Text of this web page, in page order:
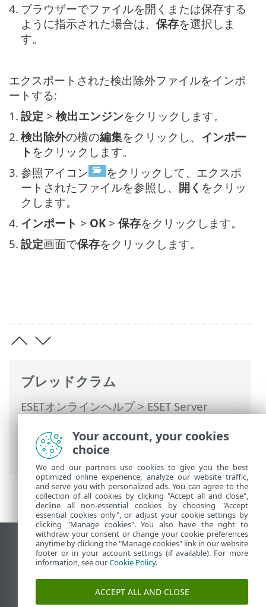
ブレッドクラム
ESETオンラインヘルプ>ESET Server
除外>検出除外 > 検出除外の追加または編
4. ブラウザーでファイルを開くまたは保存する
ように指示された場合は、 保存を選択しま
す。
エクスポートされた検出除外ファイルをインポ
ートする:
1. 設定 > 検出エンジンをクリックします。
2. 検出除外の横の編集をクリックし、 インポー
ト をクリックします。
3. 参照アイコン
をクリックして、エクスポ
ートされたファイルを参照し、 開く をクリッ
クします。
4. インポート > OK > 保存をクリックします。
5. 設定画面で保存をクリックします。
デスクトップサイトの表示
End of Life
ESETナレッジベース
ESETフォーラム
Your account, your cookies
choice
We and our partners use cookies to give you the best
optimized online experience, analyze our website traffic,
and serve you with personalized ads. You can agree to the
collection of all cookies by clicking "Accept all and close",
decline all non-essential cookies by choosing "Accept
essential cookies only", or adjust your cookie settings by
clicking "Manage cookies". You also have the right to
withdraw your consent or change your cookie preferences
anytime by clicking the "Manage cookies" link in our website
footer or in your account settings (if available). For more
information, see ourCookie Policy.
ACCEPT ALL AND CLOSE